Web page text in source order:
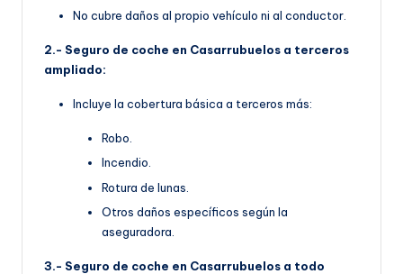
No cubre daños al propio vehículo ni al conductor.
2.- Seguro de coche en Casarrubuelos a terceros
ampliado:
Incluye la cobertura básica a terceros más:
Robo.
Incendio.
Rotura de lunas.
Otros daños específicos según la
aseguradora.
3.- Seguro de coche en Casarrubuelos a todo